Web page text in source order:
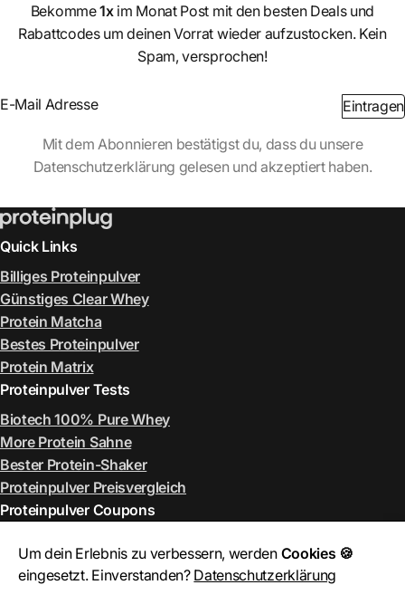
Um dein Erlebnis zu verbessern, werden Cookies 🍪
eingesetzt. Einverstanden? Datenschutzerklärung
Bekomme1xim Monat Post mit den besten Deals und
Rabattcodes um deinen Vorrat wieder aufzustocken. Kein
Spam, versprochen!
Section Eintragen
AbschnittMit dem Abonnieren bestätigst du, dass du unsere
Datenschutzerklärung gelesen und akzeptiert haben.
Quick Links
Billiges Proteinpulver
Günstiges Clear Whey
Protein Matcha
Bestes Proteinpulver
Protein Matrix
Proteinpulver Tests
Biotech 100% Pure Whey
More Protein Sahne
Bester Protein-Shaker
Proteinpulver Preisvergleich
Proteinpulver Coupons
More Rabattcode August 2026
MyProtein Rabattcode August 2026